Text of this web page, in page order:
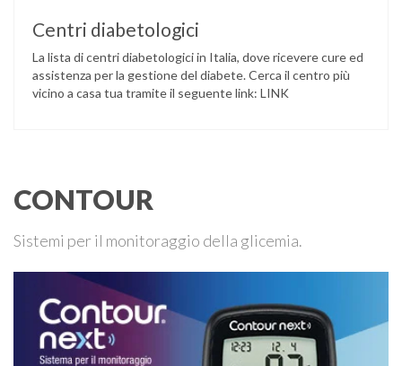
Centri diabetologici
La lista di centri diabetologici in Italia, dove ricevere cure ed
assistenza per la gestione del diabete. Cerca il centro più
vicino a casa tua tramite il seguente link: LINK
CONTOUR
Sistemi per il monitoraggio della glicemia.